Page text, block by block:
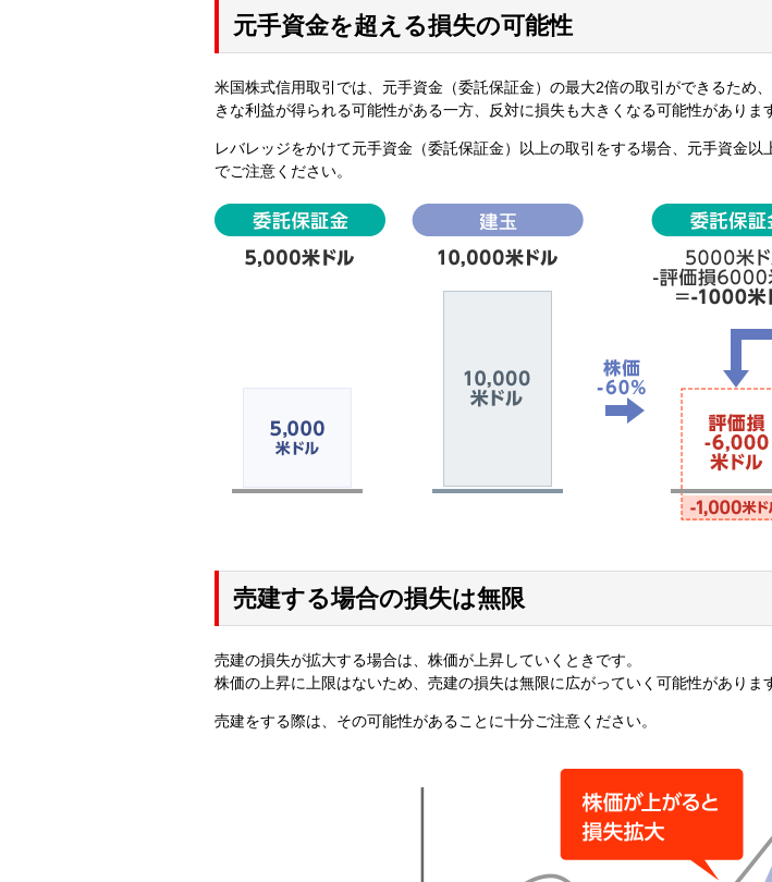
元手資金を超える損失の可能性
米国株式信用取引では、元手資金（委託保証金）の最大2倍の取引ができるため
きな利益が得られる可能性がある一方、反対に損失も大きくなる可能性がありま
レバレッジをかけて元手資金（委託保証金）以上の取引をする場合、元手資金
でご注意ください。
売建する場合の損失は無限
売建の損失が拡大する場合は、株価が上昇していくときです。
株価の上昇に上限はないため、売建の損失は無限に広がっていく可能性がありま
売建をする際は、その可能性があることに十分ご注意ください。